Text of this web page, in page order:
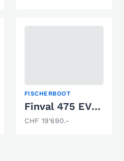
FISCHERBOOT
Finval 475 EVO SC
CHF 19'690.-